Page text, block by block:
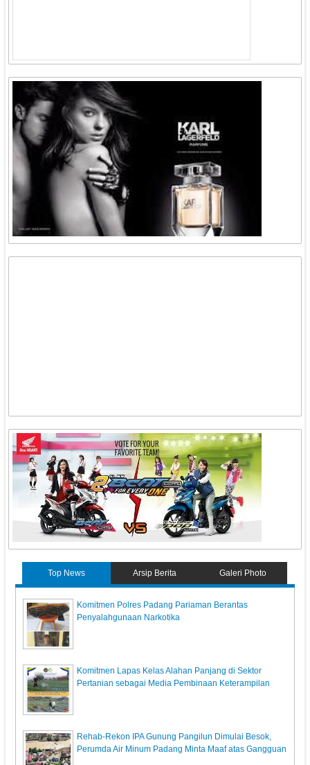
Top News Arsip Berita Galeri Photo
Komitmen Polres Padang Pariaman Berantas
Penyalahgunaan Narkotika
Komitmen Lapas Kelas Alahan Panjang di Sektor
Pertanian sebagai Media Pembinaan Keterampilan
Rehab-Rekon IPA Gunung Pangilun Dimulai Besok,
Perumda Air Minum Padang Minta Maaf atas Gangguan